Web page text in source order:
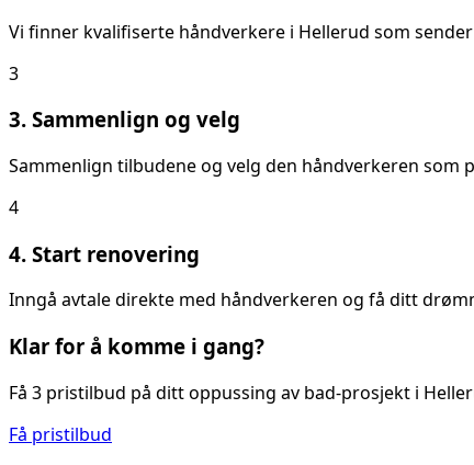
Vi finner kvalifiserte håndverkere i Hellerud som
3
3. Sammenlign og velg
Sammenlign tilbudene og velg den håndverkeren
4
4. Start renovering
Inngå avtale direkte med håndverkeren og få ditt
Klar for å komme i gang?
Få 3 pristilbud på dittoppussing av bad-prosjekt i
Få pristilbud